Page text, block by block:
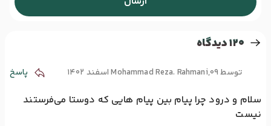
120 دیدگاه
توسط Mohammad Reza. Rahmani,09 اسفند 1402 پاسخ
سلام و درود چرا پیام بین پیام هایی که دوستا می‌فرستند
نیست